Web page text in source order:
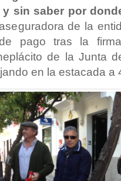
sin saber por
de la
de pago tras la
de la Junta
en la estacada a